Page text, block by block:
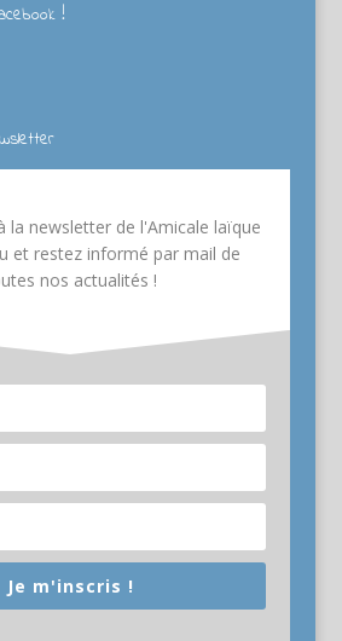
!
la newsletter de l'Amicale laïque
et restez informé par mail de
nos actualités !
Je m'inscris !